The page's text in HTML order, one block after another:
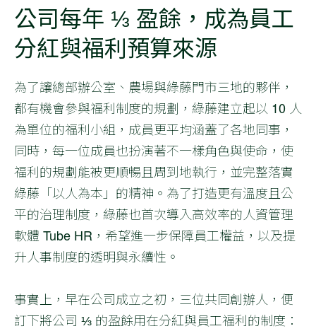
公司每年 ⅓ 盈餘，成為員工
分紅與福利預算來源
為了讓總部辦公室、農場與綠藤門市三地的夥伴，
都有機會參與福利制度的規劃，綠藤建立起以 10 人
為單位的福利小組，成員更平均涵蓋了各地同事，
同時，每一位成員也扮演著不一樣角色與使命，使
福利的規劃能被更順暢且周到地執行，並完整落實
綠藤「以人為本」的精神。為了打造更有溫度且公
平的治理制度，綠藤也首次導入高效率的人資管理
軟體 Tube HR，希望進一步保障員工權益，以及提
升人事制度的透明與永續性。
事實上，早在公司成立之初，三位共同創辦人，便
訂下將公司 ⅓ 的盈餘用在分紅與員工福利的制度：